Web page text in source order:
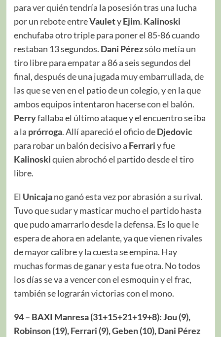
para ver quién tendría la posesión tras una lucha
por un rebote entreVauletyEjim. Kalinoski
enchufaba otro triple para poner el 85-86 cuando
restaban 13 segundos. Dani Pérezsólo metía un
tiro libre para empatar a 86 a seis segundos del
final, después de una jugada muy embarrullada, de
las que se ven en el patio de un colegio, y en la que
ambos equipos intentaron hacerse con el balón.
Perryfallaba el último ataque y el encuentro se iba
a la prórroga. Allí apareció el oficio deDjedovic
para robar un balón decisivo a Ferrariy fue
Kalinoskiquien abrochó el partido desde el tiro
libre.
El Unicajano ganó esta vez por abrasión a su rival.
Tuvo que sudar y masticar mucho el partido hasta
que pudo amarrarlo desde la defensa. Es lo que le
espera de ahora en adelante, ya que vienen rivales
de mayor calibre y la cuesta se empina. Hay
muchas formas de ganar y esta fue otra. No todos
los días se va a vencer con el esmoquin y el frac,
también se lograrán victorias con el mono.
94 – BAXI Manresa (31+15+21+19+8): Jou (9),
Robinson (19), Ferrari (9), Geben (10), Dani Pérez